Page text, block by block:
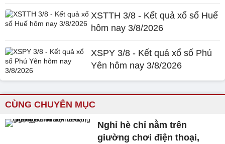
XSTTH 3/8 - Kết quả xổ số Huế
hôm nay 3/8/2026
XSPY 3/8 - Kết quả xổ số Phú
Yên hôm nay 3/8/2026
CÙNG CHUYÊN MỤC
Nghỉ hè chỉ nằm trên
giường chơi điện thoại,